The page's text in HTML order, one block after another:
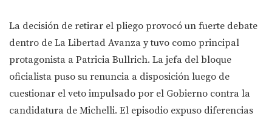
La decisión de retirar el pliego provocó un fuerte debate
dentro de La Libertad Avanza y tuvo como principal
protagonista a Patricia Bullrich. La jefa del bloque
oficialista puso su renuncia a disposición luego de
cuestionar el veto impulsado por el Gobierno contra la
candidatura de Michelli. El episodio expuso diferencias